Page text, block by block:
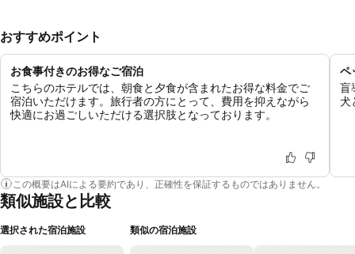
おすすめポイント
お食事付きのお得なご宿泊
こちらのホテルでは、朝食と夕食が含まれたお得な料金でご
宿泊いただけます。旅行者の方にとって、費用を抑えながら
快適にお過ごしいただける選択肢となっております。
ペ
盲
犬
この概要はAIによる要約であり、正確性を保証するものではありません。
類似施設と比較
選択された宿泊施設 類似の宿泊施設